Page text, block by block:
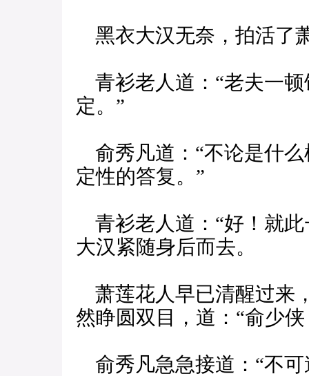
黑衣大汉无奈，拍活了
青衫老人道：“老夫一
定。”
俞秀凡道：“不论是什
定性的答复。”
青衫老人道：“好！就此
大汉紧随身后而去。
萧莲花人早已清醒过来
然睁圆双目，道：“俞少
俞秀凡急急接道：“不可